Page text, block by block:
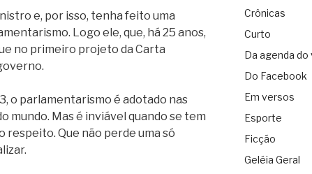
e, por isso, tenha feito uma
Logo ele, que, há 25 anos,
no primeiro projeto da Carta
o parlamentarismo é adotado nas
mundo. Mas é inviável quando se tem
respeito. Que não perde uma só
Crônicas
Curto
Da agenda do
Do Facebook
Em versos
Esporte
Ficção
Geléia Geral